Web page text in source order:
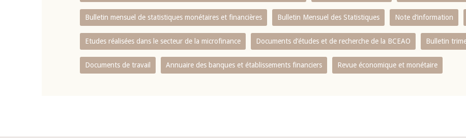
Bulletin mensuel de statistiques monétaires et financières Bulletin Mensuel des Statistiques Note d’information
Etudes réalisées dans le secteur de la microfinance Documents d’études et de recherche de la BCEAO Bulletin
Documents de travail Annuaire des banques et établissements financiers Revue économique et monétaire